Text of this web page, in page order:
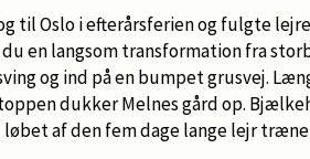
til Oslo i efterårsferien og fulgte
en langsom transformation fra
og ind på en bumpet grusvej.
dukker Melnes gård op.
af den fem dage lange lejr